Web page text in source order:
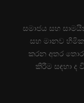
සමාජය සහ
සහ මානව
කරන අතර
කිරීම සඳහා ද